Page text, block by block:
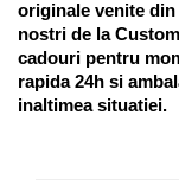
originale venite
nostri de la
cadouri pentru
rapida 24h si
inaltimea situatiei.